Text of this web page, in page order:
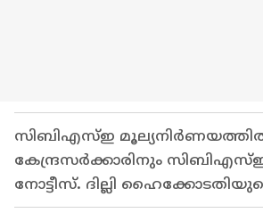
സിബിഎസ്ഇ
കേന്ദ്രസർക്കാരിനും
നോട്ടീസ്. ദില്ലി